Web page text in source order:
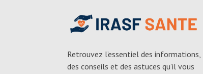
Retrouvez l’essentiel des informations,
des conseils et des astuces qu’il vous